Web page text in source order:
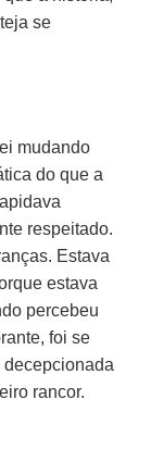
se
mudando
do que a
respeitado.
Estava
estava
percebeu
foi se
rancor.